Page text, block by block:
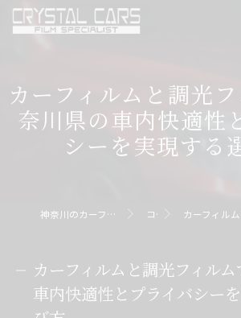
カーフィルムと調光
奈川県の車内快適性
シーを実現する
神奈川のカーフィルムならクリスタルカーズ コラム カーフィルムと調光フィルムで
カーフィルムと調光フィル
車内快適性とプライバシー